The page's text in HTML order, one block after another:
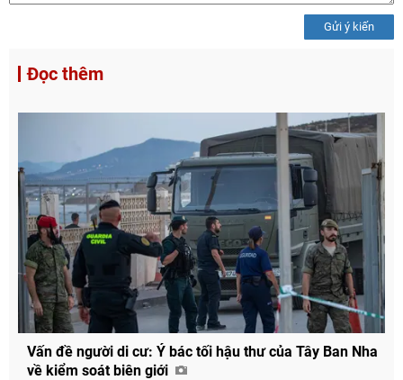
Gửi ý kiến
Đọc thêm
Vấn đề người di cư: Ý bác tối hậu thư của Tây Ban Nha
về kiểm soát biên giới